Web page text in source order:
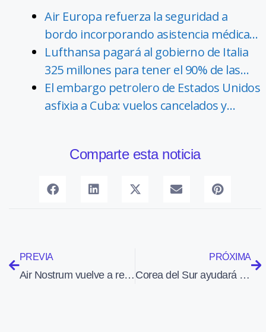
Air Europa refuerza la seguridad a
bordo incorporando asistencia médica…
Lufthansa pagará al gobierno de Italia
325 millones para tener el 90% de las…
El embargo petrolero de Estados Unidos
asfixia a Cuba: vuelos cancelados y…
Comparte esta noticia
PREVIA
Air Nostrum vuelve a repercutir en los trabajadores las pérdidas derivadas de su mala gestión
PRÓXIMA
Corea del Sur ayudará a Perú para que inicie industria aeronáutica